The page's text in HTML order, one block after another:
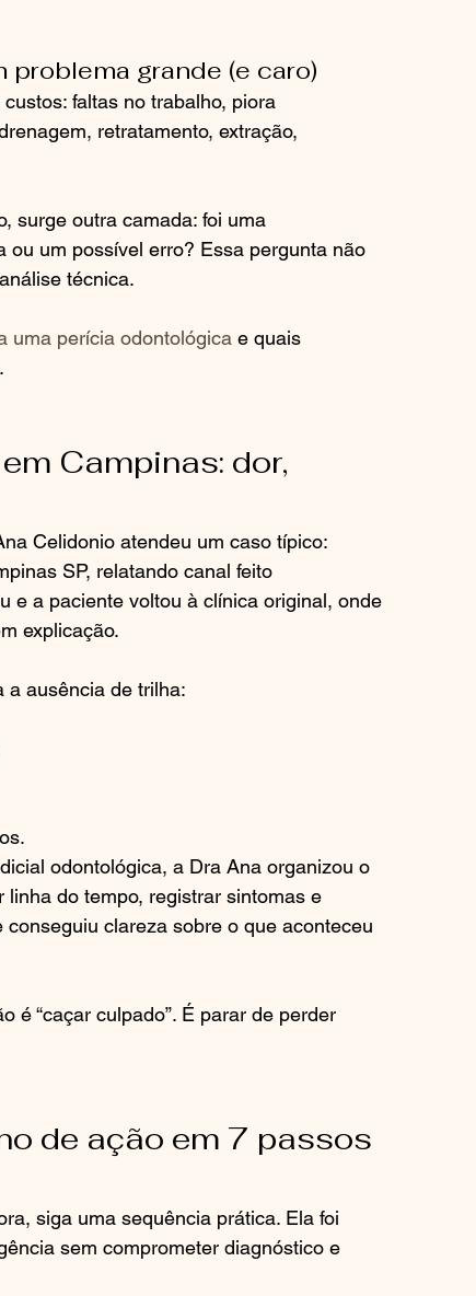
problema grande (e caro)
faltas no trabalho, piora
retratamento, extração,
surge outra camada: foi uma
ou um possível erro? Essa pergunta não
técnica.
uma perícia odontológica e quais
Campinas: dor,
Celidonio atendeu um caso típico:
SP, relatando canal feito
e a paciente voltou à clínica original, onde
explicação.
a ausência de trilha:
odontológica, a Dra Ana organizou o
do tempo, registrar sintomas e
clareza sobre o que aconteceu
é “caçar culpado”. É parar de perder
de ação em 7 passos
siga uma sequência prática. Ela foi
sem comprometer diagnóstico e